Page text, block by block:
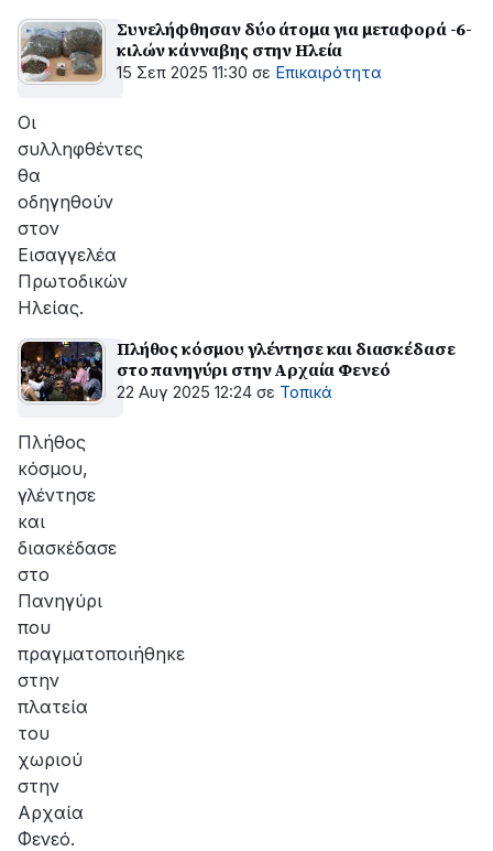
Συνελήφθησαν δύο άτομα για μεταφορά -6-
κιλών κάνναβης στην Ηλεία
15 Σεπ 2025 11:30 σε Επικαιρότητα
Οι
συλληφθέντες
θα
οδηγηθούν
στον
Εισαγγελέα
Πρωτοδικών
Ηλείας.
Πλήθος κόσμου γλέντησε και διασκέδασε
στο πανηγύρι στην Αρχαία Φενεό
22 Αυγ 2025 12:24 σε Τοπικά
Πλήθος
κόσμου,
γλέντησε
και
διασκέδασε
στο
Πανηγύρι
που
πραγματοποιήθηκε
στην
πλατεία
του
χωριού
στην
Αρχαία
Φενεό.